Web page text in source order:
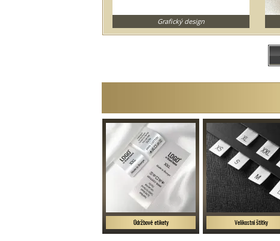
Grafický design
Údržbové etikety Velikostní štítky